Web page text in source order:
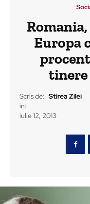
Europa
tinere
Scris de: Stirea Zilei
in:
iulie 12, 2013